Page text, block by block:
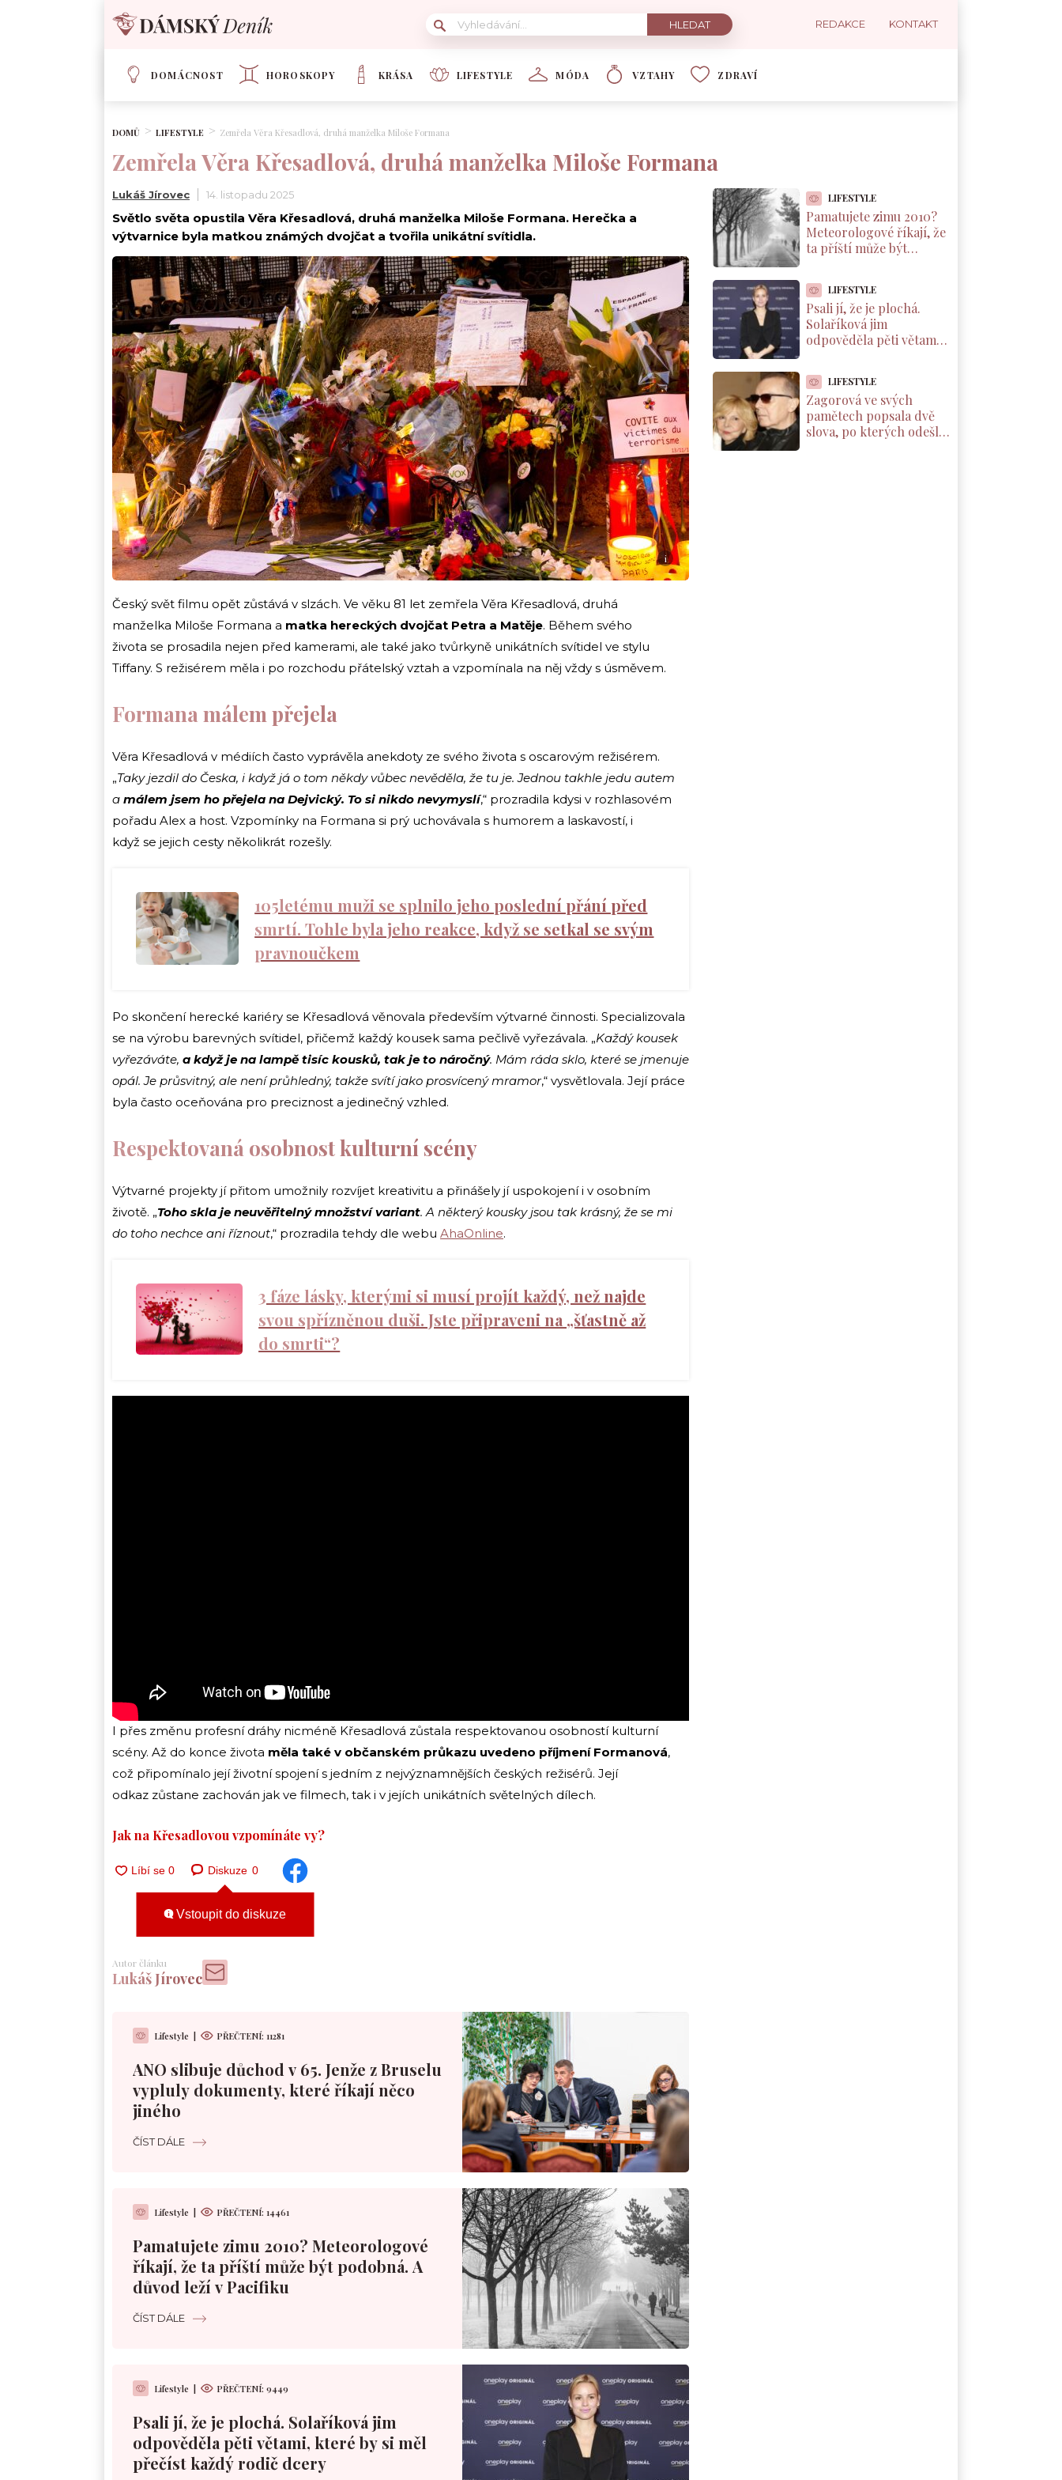
REDAKCE KONTAKT
DOMÁCNOST HOROSKOPY KRÁSA LIFESTYLE MÓDA VZTAHY ZDRAVÍ
DOMŮ LIFESTYLE Zemřela Věra Křesadlová, druhá manželka Miloše Formana
Zemřela Věra Křesadlová, druhá manželka Miloše Formana
Lukáš Jírovec 14. listopadu 2025
Světlo světa opustila Věra Křesadlová, druhá manželka Miloše Formana. Herečka a
výtvarnice byla matkou známých dvojčat a tvořila unikátní svítidla.
i
Český svět filmu opět zůstává v slzách. Ve věku 81 let zemřela Věra Křesadlová, druhá
manželka Miloše Formana a matka hereckých dvojčat Petra a Matěje. Během svého
života se prosadila nejen před kamerami, ale také jako tvůrkyně unikátních svítidel ve stylu
Tiffany. S režisérem měla i po rozchodu přátelský vztah a vzpomínala na něj vždy s úsměvem.
Formana málem přejela
Věra Křesadlová v médiích často vyprávěla anekdoty ze svého života s oscarovým režisérem.
„Taky jezdil do Česka, i když já o tom někdy vůbec nevěděla, že tu je. Jednou takhle jedu autem
a málem jsem ho přejela na Dejvický. To si nikdo nevymyslí,“ prozradila kdysi v rozhlasovém
pořadu Alex a host. Vzpomínky na Formana si prý uchovávala s humorem a laskavostí, i
když se jejich cesty několikrát rozešly.
105letému muži se splnilo jeho poslední přání před
smrtí. Tohle byla jeho reakce, když se setkal se svým
pravnoučkem
Po skončení herecké kariéry se Křesadlová věnovala především výtvarné činnosti. Specializovala
se na výrobu barevných svítidel, přičemž každý kousek sama pečlivě vyřezávala. „Každý kousek
vyřezáváte, a když je na lampě tisíc kousků, tak je to náročný. Mám ráda sklo, které se jmenuje
opál. Je průsvitný, ale není průhledný, takže svítí jako prosvícený mramor,“ vysvětlovala. Její práce
byla často oceňována pro preciznost a jedinečný vzhled.
Respektovaná osobnost kulturní scény
Výtvarné projekty jí přitom umožnily rozvíjet kreativitu a přinášely jí uspokojení i v osobním
životě. „Toho skla je neuvěřitelný množství variant. A některý kousky jsou tak krásný, že se mi
do toho nechce ani říznout,“ prozradila tehdy dle webu AhaOnline.
3 fáze lásky, kterými si musí projít každý, než najde
svou spřízněnou duši. Jste připraveni na „šťastně až
do smrti“?
I přes změnu profesní dráhy nicméně Křesadlová zůstala respektovanou osobností kulturní
scény. Až do konce života měla také v občanském průkazu uvedeno příjmení Formanová,
což připomínalo její životní spojení s jedním z nejvýznamnějších českých režisérů. Její
odkaz zůstane zachován jak ve filmech, tak i v jejích unikátních světelných dílech.
Jak na Křesadlovou vzpomínáte vy?
Diskuze 0
Vstoupit do diskuze
Autor článku
Lukáš Jírovec
Lifestyle PŘEČTENÍ: 11281
ANO slibuje důchod v 65. Jenže z Bruselu
vypluly dokumenty, které říkají něco
jiného
ČÍST DÁLE
Lifestyle PŘEČTENÍ: 14461
Pamatujete zimu 2010? Meteorologové
říkají, že ta příští může být podobná. A
důvod leží v Pacifiku
ČÍST DÁLE
Lifestyle PŘEČTENÍ: 9449
Psali jí, že je plochá. Solaříková jim
odpověděla pěti větami, které by si měl
přečíst každý rodič dcery
LIFESTYLE
Pamatujete zimu 2010?
Meteorologové říkají, že
ta příští může být
Pacifiku
LIFESTYLE
Psali jí, že je plochá.
Solaříková jim
odpověděla pěti větami,
každý rodič dcery
LIFESTYLE
Zagorová ve svých
pamětech popsala dvě
slova, po kterých odešla